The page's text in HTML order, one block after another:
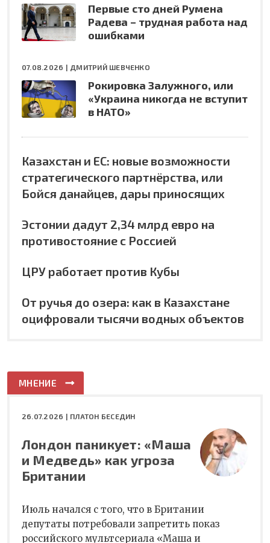
Первые сто дней Румена
Радева – трудная работа над
ошибками
07.08.2026 | ДМИТРИЙ ШЕВЧЕНКО
Рокировка Залужного, или
«Украина никогда не вступит
в НАТО»
Казахстан и ЕС: новые возможности
стратегического партнёрства, или
Бойся данайцев, дары приносящих
Эстонии дадут 2,34 млрд евро на
противостояние с Россией
ЦРУ работает против Кубы
От ручья до озера: как в Казахстане
оцифровали тысячи водных объектов
МНЕНИЕ
26.07.2026 | ПЛАТОН БЕСЕДИН
Лондон паникует: «Маша
и Медведь» как угроза
Британии
Июль начался с того, что в Британии
депутаты потребовали запретить показ
российского мультсериала «Маша и